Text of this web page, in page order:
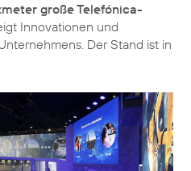
große Telefónica-
Innovationen und
Der Stand ist in